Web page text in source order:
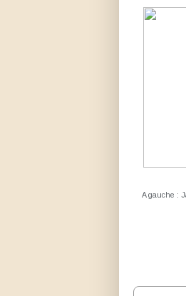
A gauche :